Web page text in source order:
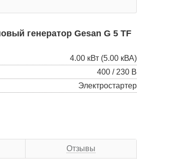
генератор Gesan G 5 TF
4.00 кВт (5.00 кВА)
400 / 230 В
Электростартер
Отзывы